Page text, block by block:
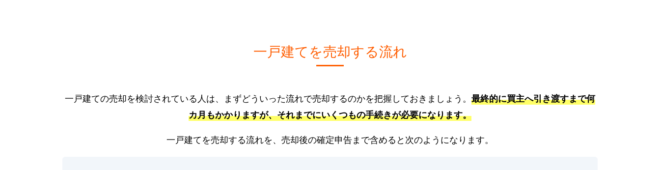
一戸建てを売却する流れ
一戸建ての売却を検討されている人は、まずどういった流れで売却するのかを把握しておきましょう。 最終的に買主へ引き渡すまで何
カ月もかかりますが、それまでにいくつもの手続きが必要になります。
一戸建てを売却する流れを、売却後の確定申告まで含めると次のようになります。